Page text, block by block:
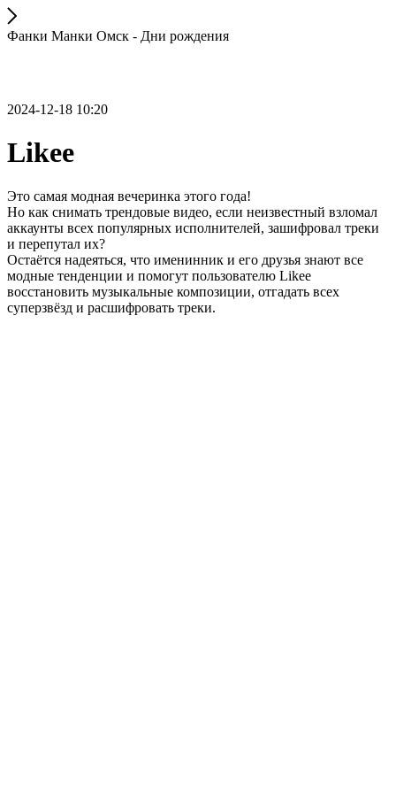
Фанки Манки Омск - Дни рождения
2024-12-18 10:20
Likee
Это самая модная вечеринка этого года!
Но как снимать трендовые видео, если неизвестный взломал
аккаунты всех популярных исполнителей, зашифровал треки
и перепутал их?
Остаётся надеяться, что именинник и его друзья знают все
модные тенденции и помогут пользователю Likee
восстановить музыкальные композиции, отгадать всех
суперзвёзд и расшифровать треки.